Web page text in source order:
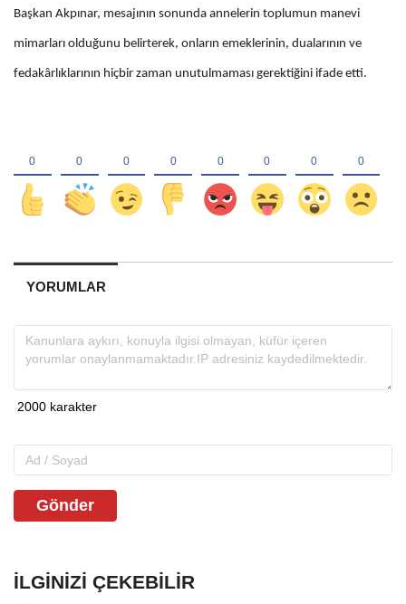
Başkan Akpınar, mesajının sonunda annelerin toplumun manevi
mimarları olduğunu belirterek, onların emeklerinin, dualarının ve
fedakârlıklarının hiçbir zaman unutulmaması gerektiğini ifade etti.
YORUMLAR
Gönder
İLGINIZI ÇEKEBILIR